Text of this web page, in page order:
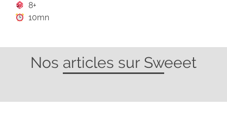
8+
10mn
Nos articles sur Sweeet